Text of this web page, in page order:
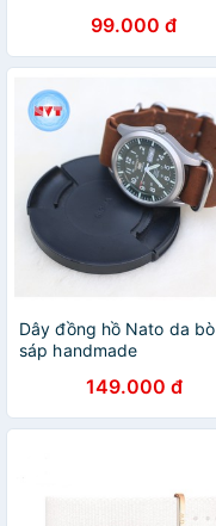
99.000 đ
Dây đồng hồ Nato da bò
sáp handmade
149.000 đ